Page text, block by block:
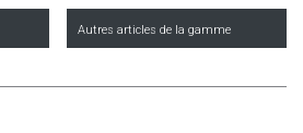
Autres articles de la gamme